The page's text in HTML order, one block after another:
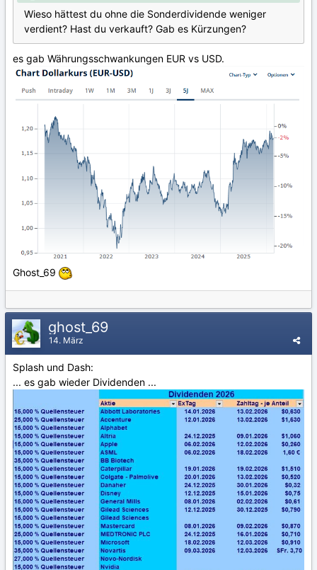
Wieso hättest du ohne die Sonderdividende weniger
verdient? Hast du verkauft? Gab es Kürzungen?
es gab Währungsschwankungen EUR vs USD.
Ghost_69
ghost_69
14. März
Splash und Dash:
... es gab wieder Dividenden ...